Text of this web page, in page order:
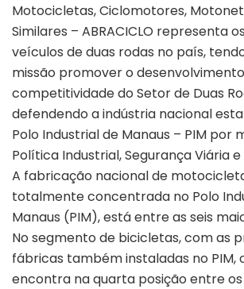
Motocicletas, Ciclomotores,
Similares – ABRACICLO representa
veículos de duas rodas no país,
missão promover o
competitividade do Setor de Duas
defendendo a indústria nacional
Polo Industrial de Manaus – PIM por
Política Industrial, Segurança Viária
A fabricação nacional de
totalmente concentrada no Polo
Manaus (PIM), está entre as seis
No segmento de bicicletas, com as
fábricas também instaladas no PIM,
encontra na quarta posição entre